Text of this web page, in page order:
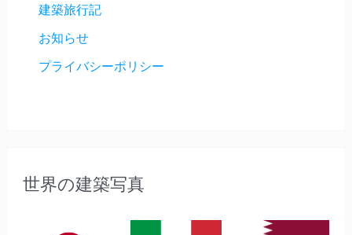
建築旅行記
お知らせ
プライバシーポリシー
世界の建築写真